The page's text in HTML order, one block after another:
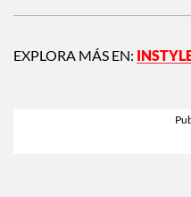
EXPLORA MÁS EN: